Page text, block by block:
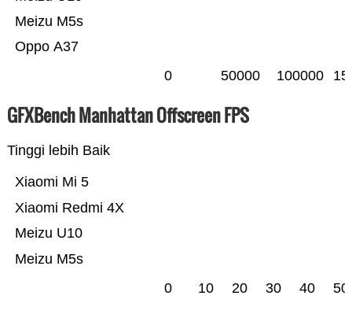
Oppo A37
Meizu M5s
0 50000 100000
GFXBench Manhattan Offscreen FPS
Tinggi lebih Baik
Meizu M5s
Meizu U10
Xiaomi Redmi 4X
Xiaomi Mi 5
0 10 20 30 40 50